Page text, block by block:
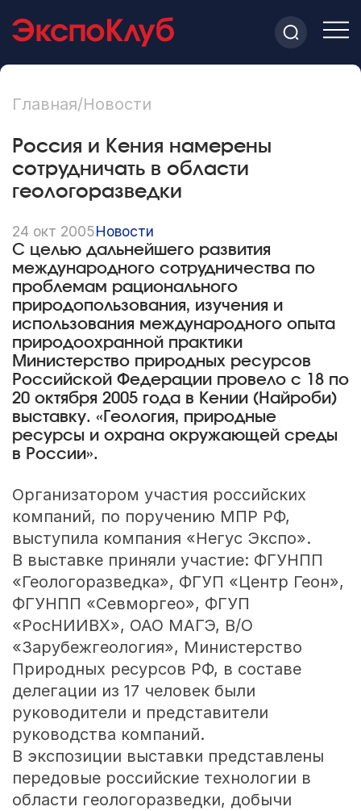
Главная/Новости
Россия и Кения намерены
сотрудничать в области
геологоразведки
24 окт 2005Новости
С целью дальнейшего развития
международного сотрудничества по
проблемам рационального
природопользования, изучения и
использования международного опыта
природоохранной практики
Министерство природных ресурсов
Российской Федерации провело с 18 по
20 октября 2005 года в Кении (Найроби)
выставку. «Геология, природные
ресурсы и охрана окружающей среды
в России».
Организатором участия российских
компаний, по поручению МПР РФ,
выступила компания «Негус Экспо».
В выставке приняли участие: ФГУНПП
«Геологоразведка», ФГУП «Центр Геон»,
ФГУНПП «Севморгео», ФГУП
«РосНИИВХ», ОАО МАГЭ, В/О
«Зарубежгеология», Министерство
Природных ресурсов РФ, в составе
делегации из 17 человек были
руководители и представители
руководства компаний.
В экспозиции выставки представлены
передовые российские технологии в
области геологоразведки, добычи